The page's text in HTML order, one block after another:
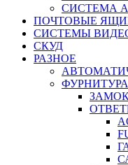
СИСТЕМА
ПОЧТОВЫЕ
СИСТЕМЫ
СКУД
РАЗНОЕ
ФУРНИТУРА